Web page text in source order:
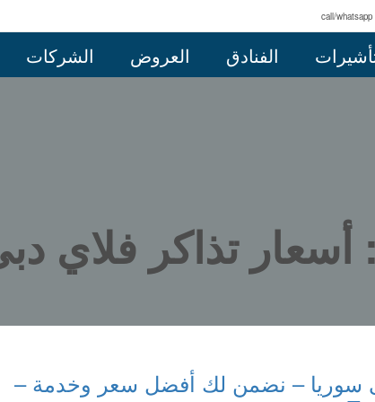
call/
الفنادق العروض الشركات
سوريا – نضمن لك أفضل سعر وخدمة –